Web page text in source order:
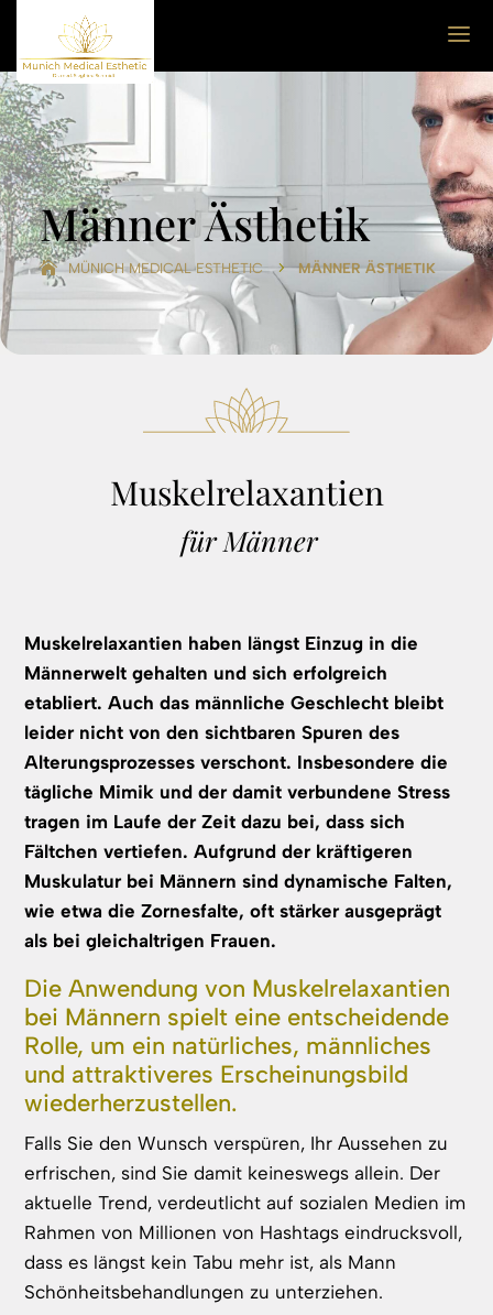
Männer Ästhetik
MÜNICH MEDICAL ESTHETIC 5 MÄNNER ÄSTHETIK
Muskelrelaxantien
für Männer
Muskelrelaxantien haben längst Einzug in die
Männerwelt gehalten und sich erfolgreich
etabliert. Auch das männliche Geschlecht bleibt
leider nicht von den sichtbaren Spuren des
Alterungsprozesses verschont. Insbesondere die
tägliche Mimik und der damit verbundene Stress
tragen im Laufe der Zeit dazu bei, dass sich
Fältchen vertiefen. Aufgrund der kräftigeren
Muskulatur bei Männern sind dynamische Falten,
wie etwa die Zornesfalte, oft stärker ausgeprägt
als bei gleichaltrigen Frauen.
Die Anwendung von Muskelrelaxantien
bei Männern spielt eine entscheidende
Rolle, um ein natürliches, männliches
und attraktiveres Erscheinungsbild
wiederherzustellen.
Falls Sie den Wunsch verspüren, Ihr Aussehen zu
erfrischen, sind Sie damit keineswegs allein. Der
aktuelle Trend, verdeutlicht auf sozialen Medien im
Rahmen von Millionen von Hashtags eindrucksvoll,
dass es längst kein Tabu mehr ist, als Mann
Schönheitsbehandlungen zu unterziehen.